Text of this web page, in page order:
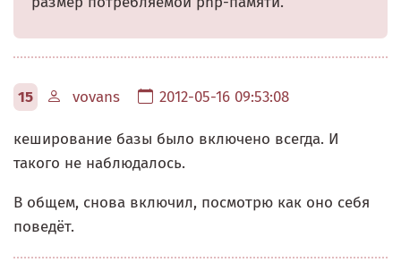
15 vovans 2012-05-16 09:53:08
кеширование базы было включено всегда. И
такого не наблюдалось.
В общем, снова включил, посмотрю как оно себя
поведёт.